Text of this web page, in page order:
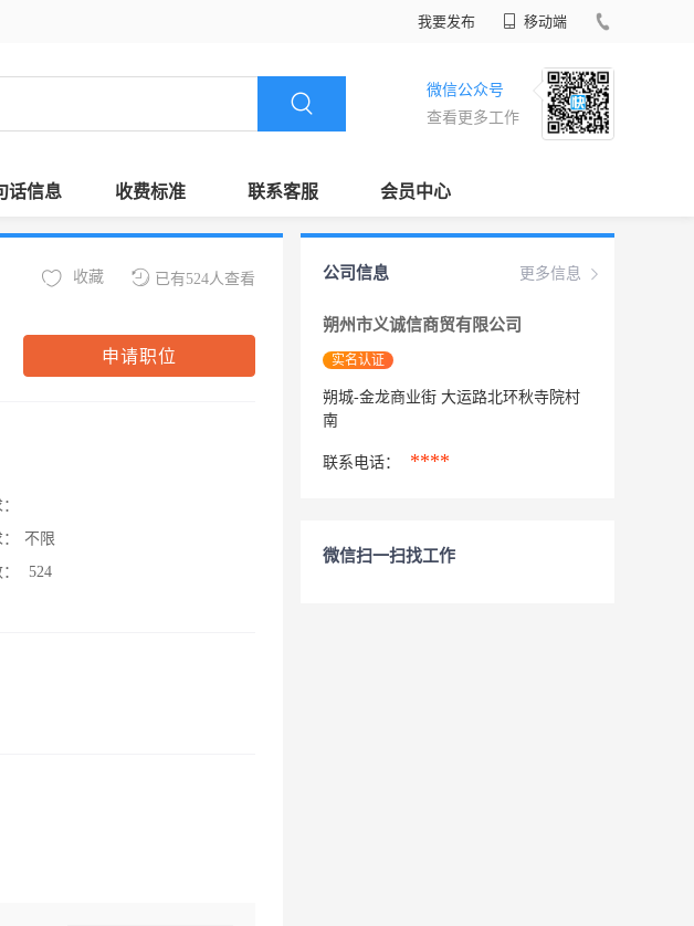
我要发布 移动端
微信公众号
查看更多工作
话信息 收费标准 联系客服 会员中心
已有524人查看
收藏
申请职位
不限
524
更多信息
公司信息
朔州市义诚信商贸有限公司
实名认证
朔城-金龙商业街 大运路北环秋寺院村
南
联系电话： ****
微信扫一扫找工作